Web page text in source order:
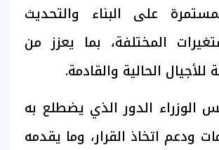
على البناء والتحديث
المختلفة، بما يعزز من
للأجيال الحالية والقادمة.
الوزراء الدور الذي يضطلع به
ودعم اتخاذ القرار، وما يقدمه